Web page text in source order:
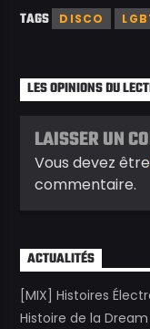
TAGS DISCO
LES OPINIONS DU
LAISSER UN
Vous devez
commentaire.
ACTUALITÉS
[MIX] Histoires
Histoire de la